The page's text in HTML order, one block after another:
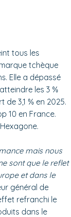
tous les
tchèque
Elle a dépassé
les 3 %
3,1 % en 2025.
10 en France.
mais nous
sont que le reflet
et dans le
général de
refranchi le
dans le